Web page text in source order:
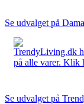
Se udvalget på
TrendyLiving.dk
på alle varer. Klik
Se udvalget på